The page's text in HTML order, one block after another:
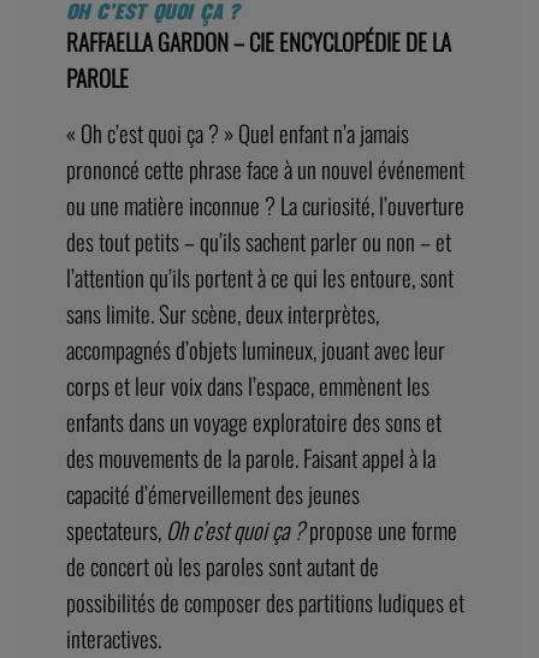
OH C’EST QUOI ÇA ?
RAFFAELLA GARDON – CIE ENCYCLOPÉDIE DE LA
PAROLE
« Oh c’est quoi ça ? » Quel enfant n’a jamais
prononcé cette phrase face à un nouvel événement
ou une matière inconnue ? La curiosité, l’ouverture
des tout petits – qu’ils sachent parler ou non – et
l’attention qu’ils portent à ce qui les entoure, sont
sans limite. Sur scène, deux interprètes,
accompagnés d’objets lumineux, jouant avec leur
corps et leur voix dans l’espace, emmènent les
enfants dans un voyage exploratoire des sons et
des mouvements de la parole. Faisant appel à la
capacité d’émerveillement des jeunes
spectateurs, Oh c’est quoi ça ?propose une forme
de concert où les paroles sont autant de
possibilités de composer des partitions ludiques et
interactives.